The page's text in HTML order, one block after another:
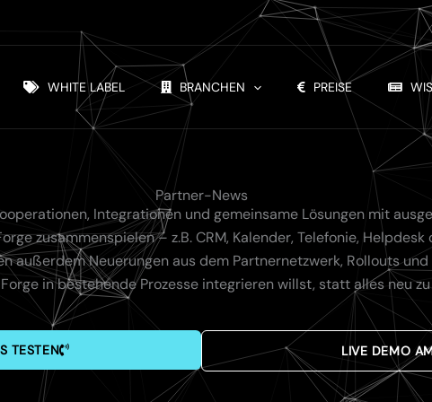
WHITE LABEL BRANCHEN PREISE
Partner-News
Integrationen und gemeinsame Lösungen mit
zusammenspielen – z.B. CRM, Kalender, Telefonie,
außerdem Neuerungen aus dem Partnernetzwerk, Rollouts und
in bestehende Prozesse integrieren willst, statt alles neu
TESTEN LIVE DEMO